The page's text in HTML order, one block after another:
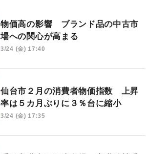
物価高の影響 ブランド品の中古市
場への関心が高まる
3/24 (金) 17:40
仙台市２月の消費者物価指数 上昇
率は５カ月ぶりに３％台に縮小
3/24 (金) 17:35